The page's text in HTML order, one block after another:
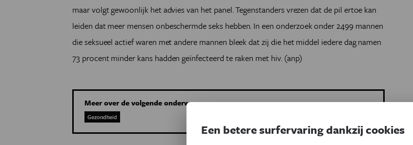
maar volgt gewoonlijk het advies van het panel. Tegenstanders vrezen dat de pil ertoe kan
leiden dat meer mensen onbeschermde seks hebben. In een onderzoek onder 2499 mannen
die seksueel actief waren met andere mannen bleek dat zij die het middel iedere dag namen
73 procent minder kans hadden geïnfecteerd te raken met hiv. (anp)
Meer over de volgende onderwerpen:
Gezondheid
Een betere surfervaring dankzij cookies